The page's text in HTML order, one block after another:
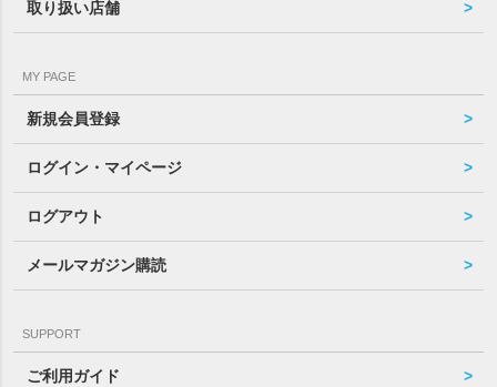
取り扱い店舗
MY PAGE
新規会員登録
ログイン・マイページ
ログアウト
メールマガジン購読
SUPPORT
ご利用ガイド